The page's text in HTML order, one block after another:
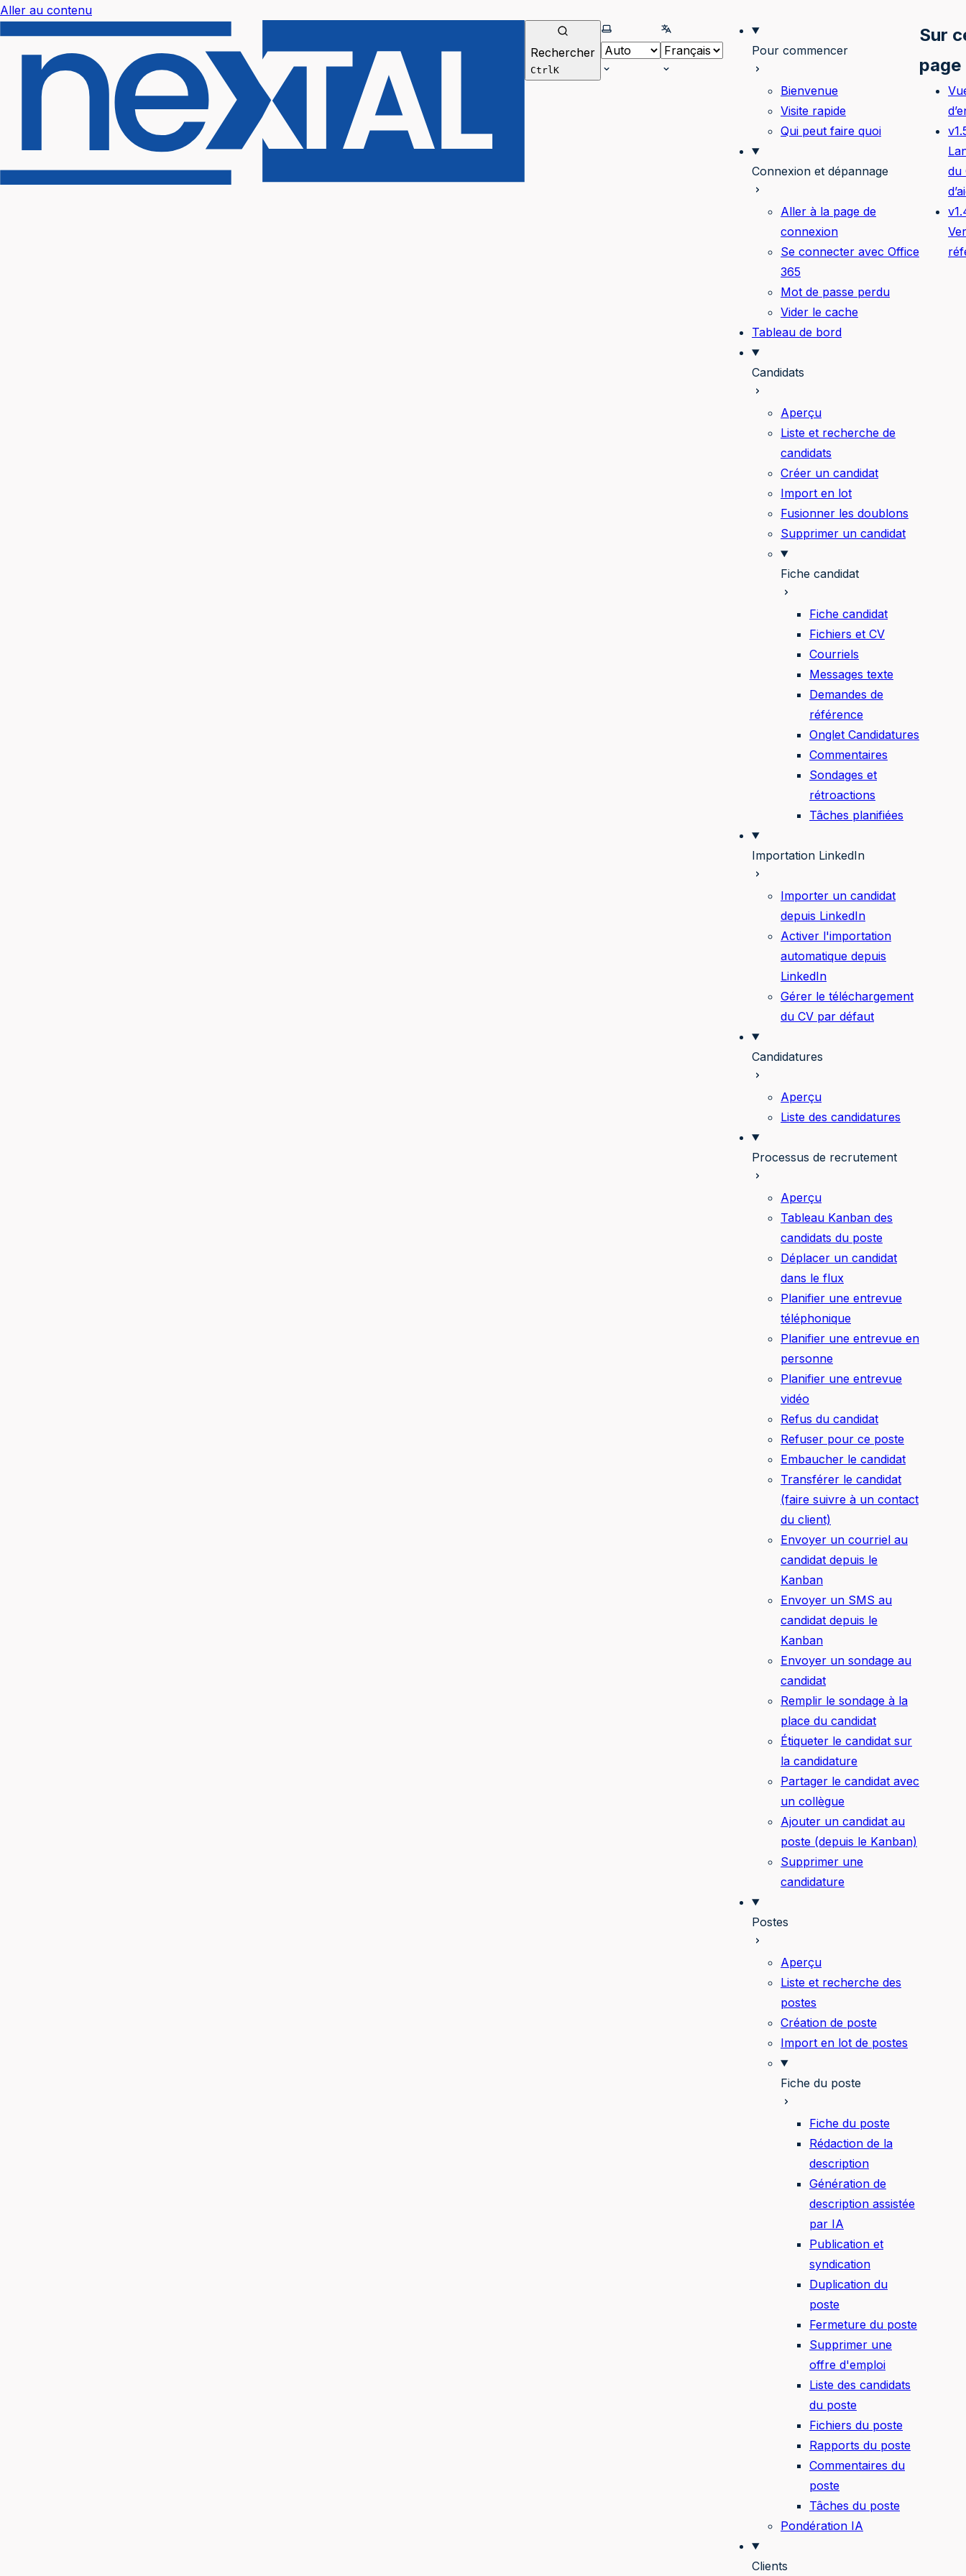
Aller au contenu
Rechercher
CtrlK
Selectionner le thèmeSelectionner la langue
Pour commencer
Bienvenue
Visite rapide
Qui peut faire quoi
Connexion et dépannage
Aller à la page de
connexion
Se connecter avec Office
365
Mot de passe perdu
Vider le cache
Tableau de bord
Candidats
Aperçu
Liste et recherche de
candidats
Créer un candidat
Import en lot
Fusionner les doublons
Supprimer un candidat
Fiche candidat
Fiche candidat
Fichiers et CV
Courriels
Messages texte
Demandes de
référence
Onglet Candidatures
Commentaires
Sondages et
rétroactions
Tâches planifiées
Importation LinkedIn
Importer un candidat
depuis LinkedIn
Activer l'importation
automatique depuis
LinkedIn
Gérer le téléchargement
du CV par défaut
Candidatures
Aperçu
Liste des candidatures
Processus de recrutement
Aperçu
Tableau Kanban des
candidats du poste
Déplacer un candidat
dans le flux
Planifier une entrevue
téléphonique
Planifier une entrevue en
personne
Planifier une entrevue
vidéo
Refus du candidat
Refuser pour ce poste
Embaucher le candidat
Transférer le candidat
(faire suivre à un contact
du client)
Envoyer un courriel au
candidat depuis le
Kanban
Envoyer un SMS au
candidat depuis le
Kanban
Envoyer un sondage au
candidat
Remplir le sondage à la
place du candidat
Étiqueter le candidat sur
la candidature
Partager le candidat avec
un collègue
Ajouter un candidat au
poste (depuis le Kanban)
Supprimer une
candidature
Postes
Aperçu
Liste et recherche des
postes
Création de poste
Import en lot de postes
Fiche du poste
Fiche du poste
Rédaction de la
description
Génération de
description assistée
par IA
Publication et
syndication
Duplication du
poste
Fermeture du poste
Supprimer une
offre d'emploi
Liste des candidats
du poste
Fichiers du poste
Rapports du poste
Commentaires du
poste
Tâches du poste
Pondération IA
Clients
Sur
page
du